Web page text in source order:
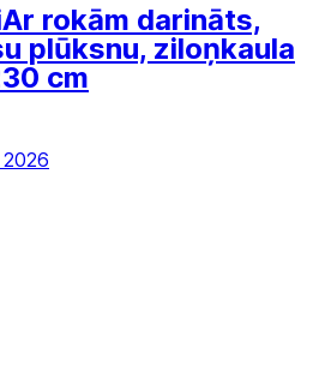
Ar rokām darināts,
plūksnu, ziloņkaula
cm